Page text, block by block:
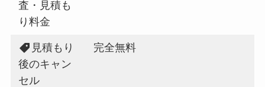
査・見積も
り料金
見積もり
後のキャン
セル
完全無料